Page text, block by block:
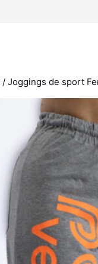
/ Joggings de sport